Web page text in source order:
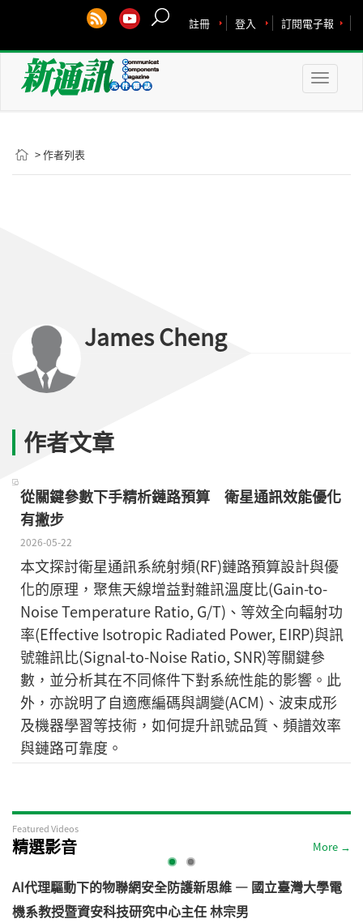
訂閱電子報
登入
註冊
Toggle
> 作者列表
James Cheng
作者文章
從關鍵參數下手精析鏈路預算 衛星通訊效能優化
有撇步
2026-05-22
本文探討衛星通訊系統射頻(RF)鏈路預算設計與優
化的原理，聚焦天線增益對雜訊溫度比(Gain-to-
Noise Temperature Ratio, G/T)、等效全向輻射功
率(Effective Isotropic Radiated Power, EIRP)與訊
號雜訊比(Signal-to-Noise Ratio, SNR)等關鍵參
數，並分析其在不同條件下對系統性能的影響。此
外，亦說明了自適應編碼與調變(ACM)、波束成形
及機器學習等技術，如何提升訊號品質、頻譜效率
與鏈路可靠度。
Featured Videos
精選影音 More →
AI代理驅動下的物聯網安全防護新思維 — 國立臺灣大學電
機系教授暨資安科技研究中心主任 林宗男